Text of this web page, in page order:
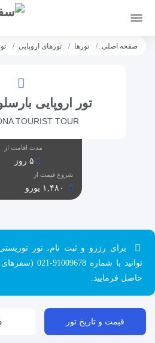
صفحه اصلی تورها تورهای اروپایی
تور اروپایی
TOURIST TOUR
مدت اقامت از
۵ روز
شروع قیمت از
۱,۴۸۰ یورو
برای رزرو و ثبت نام، تور توریستی
توانید با
حاصل فرمایید.
قیمت و تاریخ تور